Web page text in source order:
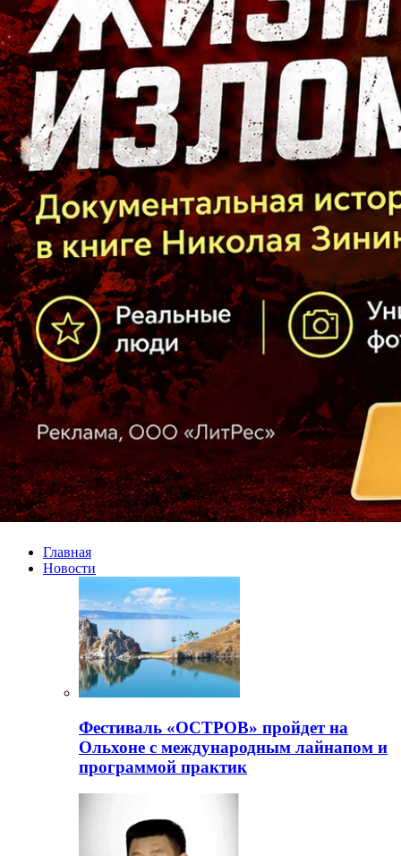
Главная
Новости
Фестиваль «ОСТРОВ» пройдет на
Ольхоне с международным лайнапом и
программой практик